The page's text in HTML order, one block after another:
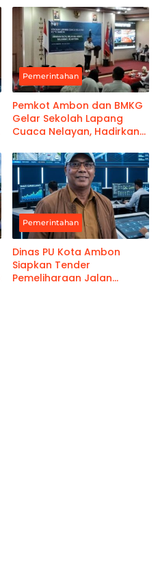
Kanwil Pemasyarakatan
Maluku
Pemerintahan
Pemkot Ambon dan BMKG
Gelar Sekolah Lapang
Cuaca Nelayan, Hadirkan
Pemerintahan
Dinas PU Kota Ambon
Siapkan Tender
Pemeliharaan Jalan